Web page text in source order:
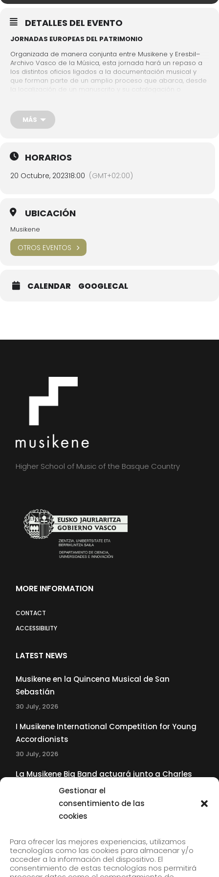
Gestionar el
consentimiento de las
cookies
Para ofrecer las mejores experiencias, utilizamos
tecnologías como las cookies para almacenar y/o
acceder a la información del dispositivo. El
consentimiento de estas tecnologías nos permitirá
DETALLES DEL EVENTO
JORNADAS EUROPEAS DEL PATRIMONIO
Organizada de manera conjunta entre Musikene y Eresbil–
Archivo Vasco de la Música, esta jornada hará un repaso a
los distintos oficios ligados a la documentación musical y
que forman parte de un amplio proceso que abarca, desde
la localización de un manuscrito y su catalogación o
Diversos especialistas, tanto de la música clásica como de
la moderna, nos darán claves significativas a través de
amenas tertulias.
bulegoa@eresbil.eus )
Programaaquí
MÁS
HORARIOS
20 Octubre, 202318:00 (GMT+02:00)
UBICACIÓN
Musikene
OTROS EVENTOS
CALENDAR GOOGLECAL
Higher School of Music of the Basque Country
MORE INFORMATION
CONTACT
ACCESSIBILITY
LATEST NEWS
Musikene en la Quincena Musical de San
Sebastián
30 July, 2026
I Musikene International Competition for Young
Accordionists
30 July, 2026
La Musikene Big Band actuará junto a Charles
Tolliver en el 61 Jazzaldia
Subscribe to our newsletter to receive our news by